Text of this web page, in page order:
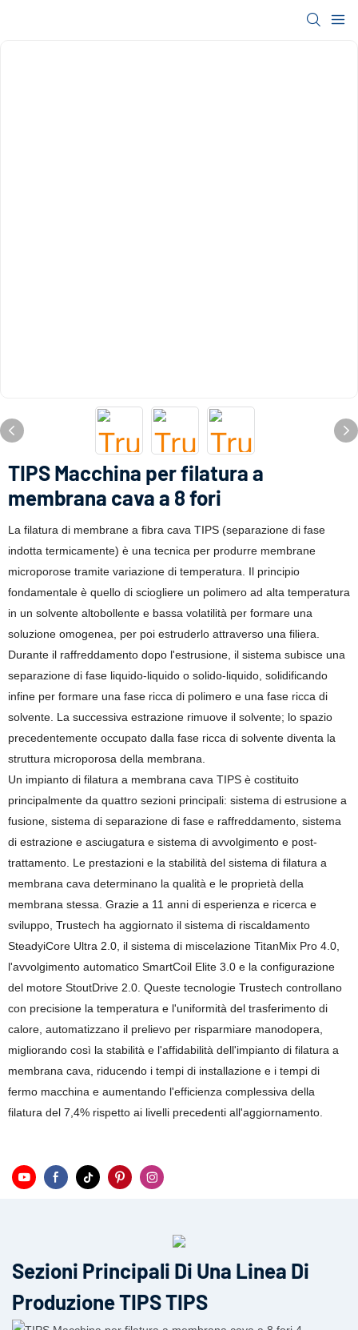
TIPS Macchina per filatura a
membrana cava a 8 fori
La filatura di membrane a fibra cava TIPS (separazione di fase
indotta termicamente) è una tecnica per produrre membrane
microporose tramite variazione di temperatura. Il principio
fondamentale è quello di sciogliere un polimero ad alta temperatura
in un solvente altobollente e bassa volatilità per formare una
soluzione omogenea, per poi estruderlo attraverso una filiera.
Durante il raffreddamento dopo l'estrusione, il sistema subisce una
separazione di fase liquido-liquido o solido-liquido, solidificando
infine per formare una fase ricca di polimero e una fase ricca di
solvente. La successiva estrazione rimuove il solvente; lo spazio
precedentemente occupato dalla fase ricca di solvente diventa la
struttura microporosa della membrana.
Un impianto di filatura a membrana cava TIPS è costituito
principalmente da quattro sezioni principali: sistema di estrusione a
fusione, sistema di separazione di fase e raffreddamento, sistema
di estrazione e asciugatura e sistema di avvolgimento e post-
trattamento. Le prestazioni e la stabilità del sistema di filatura a
membrana cava determinano la qualità e le proprietà della
membrana stessa. Grazie a 11 anni di esperienza e ricerca e
sviluppo, Trustech ha aggiornato il sistema di riscaldamento
SteadyiCore Ultra 2.0, il sistema di miscelazione TitanMix Pro 4.0,
l'avvolgimento automatico SmartCoil Elite 3.0 e la configurazione
del motore StoutDrive 2.0. Queste tecnologie Trustech controllano
con precisione la temperatura e l'uniformità del trasferimento di
calore, automatizzano il prelievo per risparmiare manodopera,
migliorando così la stabilità e l'affidabilità dell'impianto di filatura a
membrana cava, riducendo i tempi di installazione e i tempi di
fermo macchina e aumentando l'efficienza complessiva della
filatura del 7,4% rispetto ai livelli precedenti all'aggiornamento.
Sezioni Principali Di Una Linea Di
Produzione TIPS TIPS